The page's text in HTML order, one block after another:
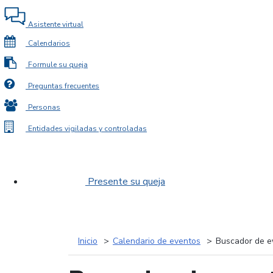
Asistente virtual
Calendarios
Formule su queja
Preguntas frecuentes
Personas
Entidades vigiladas y controladas
Presente su queja
Inicio Calendario de eventos Buscador de